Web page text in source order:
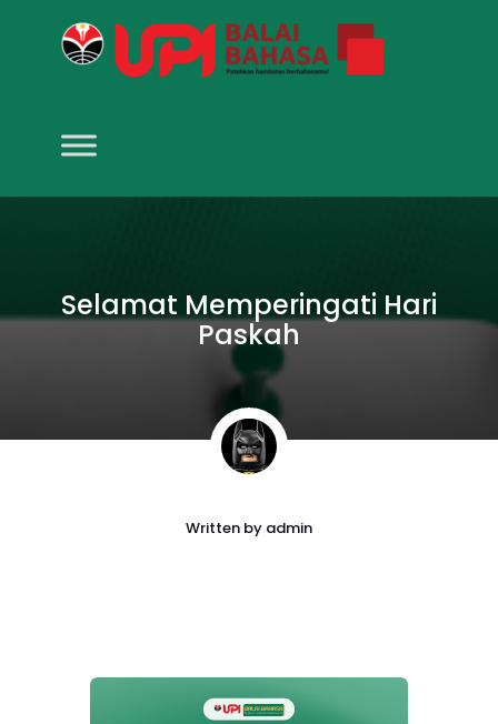
Selamat Memperingati Hari
Paskah
Written by admin